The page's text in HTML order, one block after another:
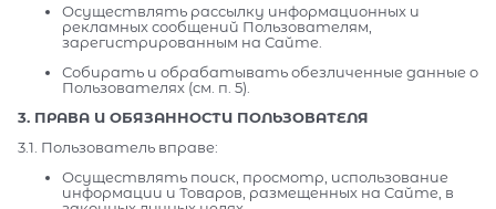
Осуществлять рассылку информационных и
рекламных сообщений Пользователям,
зарегистрированным на Сайте.
Собирать и обрабатывать обезличенные данные о
Пользователях (см. п. 5).
3. ПРАВА И ОБЯЗАННОСТИ ПОЛЬЗОВАТЕЛЯ
3.1. Пользователь вправе:
Осуществлять поиск, просмотр, использование
информации и Товаров, размещенных на Сайте, в